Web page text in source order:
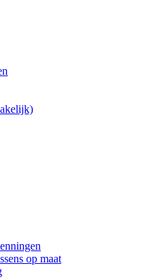
op maat